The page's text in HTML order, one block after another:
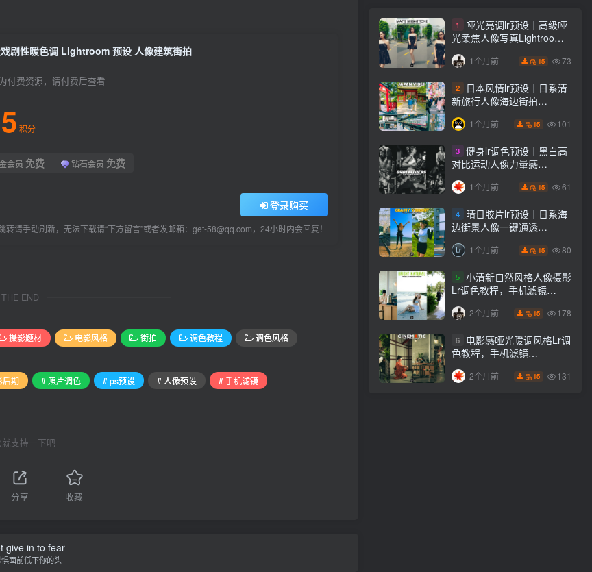
剧性暖色调 Lightroom 预设 人像建筑街拍
付费资源，请付费后查看
积分
会员 免费 钻石会员 免费
登录购买
转请手动刷新，无法下载请“下方留言”或者发邮箱：get-58@qq.com，24小时内会回复！
THE END
摄影题材 电影风格 街拍 调色教程
调色风格
后期 # 照片调色 # ps预设 # 人像预设
# 手机滤镜
就支持一下吧
分享 收藏
give in to fear
面前低下你的头
1
哑光亮调lr预设｜高级哑
光柔焦人像写真Lightroom
下载lr调色风格
1个月前 15 73
2
日本风情lr预设｜日系清
新旅行人像海边街拍
Lightroom下载lr调色风格
1个月前 15 101
3 健身lr调色预设｜黑白高
对比运动人像力量感
Lightroom下载lr预设风格
1个月前 15 61
4
晴日胶片lr预设｜日系海
边街景人像一键通透
Lightroom下载lr调色风格
1个月前 15 80
5 小清新自然风格人像摄影
Lr调色教程，手机滤镜
PS+Lightroom预设下载！
2个月前 15 178
6
电影感哑光暖调风格Lr调
色教程，手机滤镜
PS+Lightroom预设下载！
2个月前 15 131